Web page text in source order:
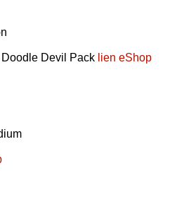
Devil Pack lien eShop